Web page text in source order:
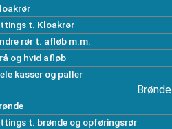
t. Kloakrør
rør t. afløb m.m.
og hvid afløb
kasser og paller
Brønde
t. brønde og opføringsrør